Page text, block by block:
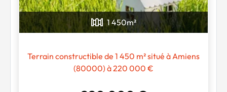
1 450m²
Terrain constructible de 1 450 m² situé à Amiens
(80000) à 220 000 €